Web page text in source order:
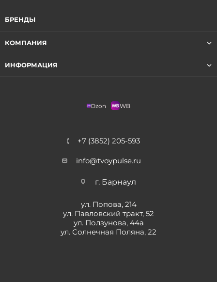
БРЕНДЫ
КОМПАНИЯ
ИНФОРМАЦИЯ
Ozon WB
+7 (3852) 205-593
info@tvoypulse.ru
г. Барнаул
ул. Попова, 214
ул. Павловский тракт, 52
ул. Ползунова, 44а
ул. Солнечная Поляна, 22